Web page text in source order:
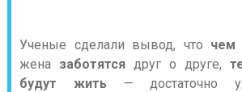
Ученые сделали вывод, что чем
жена заботятсядруг о друге,
будут жить— достаточно